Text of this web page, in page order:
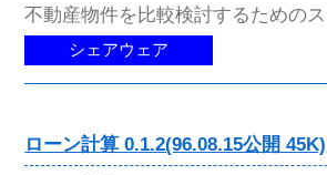
不動産物件を比較検討するための
シェアウェア
ローン計算 0.1.2(96.08.15公開 45K)